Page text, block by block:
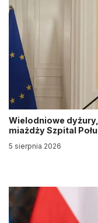
Wielodniowe
miażdży Szpital
5 sierpnia 2026